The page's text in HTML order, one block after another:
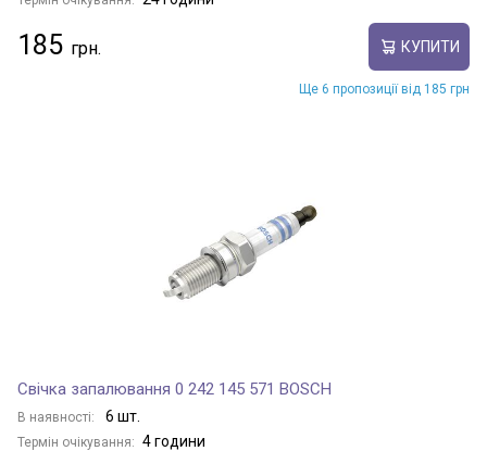
185 КУПИТИ
Ще 6 пропозиції від 185 грн
Свічка запалювання 0 242 145 571 BOSCH
В наявності: 6 шт.
Термін очікування: 4 години